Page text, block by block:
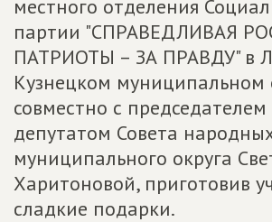
местного отделения
партии "СПРАВЕДЛИВАЯ
ПАТРИОТЫ – ЗА ПРАВДУ" в
Кузнецком муниципальном
совместно с
депутатом Совета
муниципального округа
Харитоновой, приготовив
сладкие подарки.